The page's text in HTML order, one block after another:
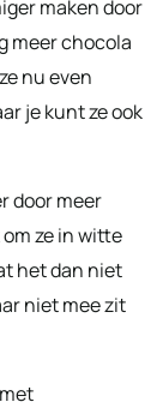
maken door
meer chocola
nu even
je kunt ze ook
door meer
ze in witte
het dan niet
niet mee zit